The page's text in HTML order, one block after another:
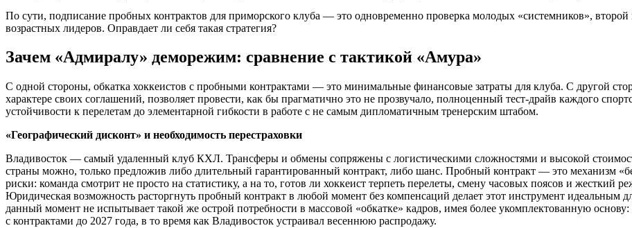
По сути, подписание пробных контрактов для приморского клуба — это одновременно проверка молодых «системников»,
возрастных лидеров. Оправдает ли себя такая стратегия?
Зачем «Адмиралу» деморежим: сравнение с тактикой «Амура»
С одной стороны, обкатка хоккеистов с пробными контрактами — это минимальные финансовые затраты для клуба. С другой
характере своих соглашений, позволяет провести, как бы прагматично это не прозвучало, полноценный тест-драйв каждого
устойчивости к перелетам до элементарной гибкости в работе с не самым дипломатичным тренерским штабом.
«Географический дисконт» и необходимость перестраховки
Владивосток — самый удаленный клуб КХЛ. Трансферы и обмены сопряжены с логистическими сложностями и высокой
страны можно, только предложив либо длительный гарантированный контракт, либо шанс. Пробный контракт — это механизм
риски: команда смотрит не просто на статистику, а на то, готов ли хоккеист терпеть перелеты, смену часовых поясов и жесткий
Юридическая возможность расторгнуть пробный контракт в любой момент без компенсаций делает этот инструмент идеальным
данный момент не испытывает такой же острой потребности в массовой «обкатке» кадров, имея более укомплектованную
с контрактами до 2027 года, в то время как Владивосток устраивал весеннюю распродажу.